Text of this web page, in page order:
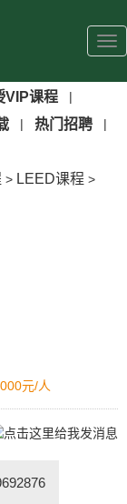
VIP课程 |
| 热门招聘 |
> LEED课程 >
元/人